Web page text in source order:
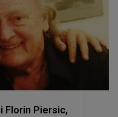
Florin Piersic,